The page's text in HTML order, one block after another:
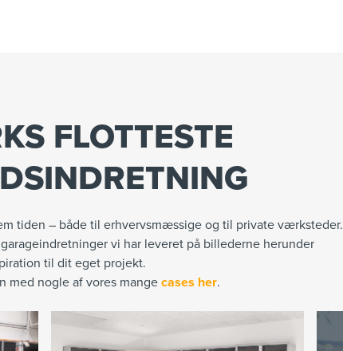
FLOTTESTE
tiden – både til erhvervsmæssige og til private værksteder.
vi har leveret på billederne herunder
til dit eget projekt.
med nogle af vores mange cases her.